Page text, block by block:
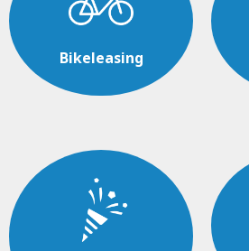
Bikeleasing